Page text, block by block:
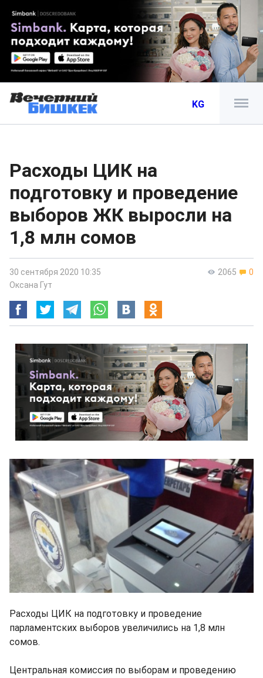
KG
Расходы ЦИК на
подготовку и проведение
выборов ЖК выросли на
1,8 млн сомов
2065 0
30 сентября 2020 10:35
Оксана Гут
Расходы ЦИК на подготовку и проведение
парламентских выборов увеличились на 1,8 млн
сомов.
Центральная комиссия по выборам и проведению